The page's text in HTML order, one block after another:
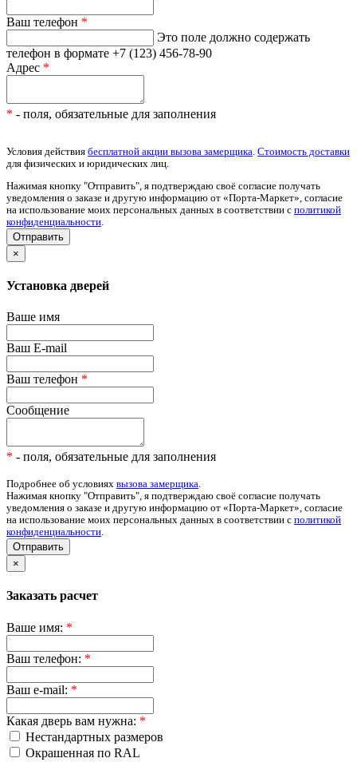
Ваш телефон *
Это поле должно содержать
телефон в формате +7 (123) 456-78-90
Адрес *
* - поля, обязательные для заполнения
Условия действия бесплатной акции вызова замерщика Стоимость доставки
для физических и юридических лиц.
Нажимая кнопку "Отправить", я подтверждаю своё согласие получать
уведомления о заказе и другую информацию от «Порта-Маркет», согласие
на использование моих персональных данных в соответствии с политикой
конфиденциальности
×
Установка дверей
Ваше имя
Ваш E-mail
Ваш телефон *
Сообщение
* - поля, обязательные для заполнения
Подробнее об условиях вызова замерщика.
Нажимая кнопку "Отправить", я подтверждаю своё согласие получать
уведомления о заказе и другую информацию от «Порта-Маркет», согласие
на использование моих персональных данных в соответствии с политикой
конфиденциальности.
Отправить
×
Заказать расчет
Ваше имя: *
Ваш телефон: *
Ваш e-mail: *
Какая дверь вам нужна: *
Нестандартных размеров
Окрашенная по RAL